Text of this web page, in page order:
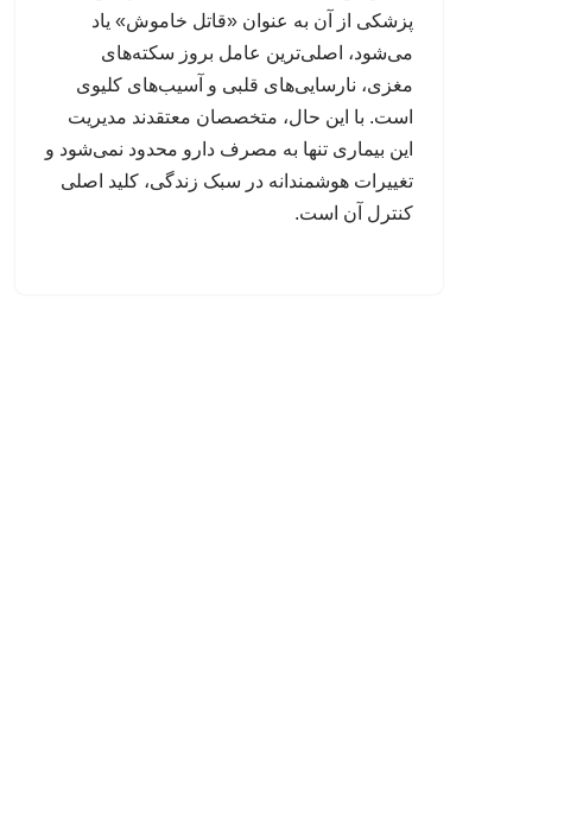
پزشکی از آن به عنوان «قاتل خاموش» یاد
می‌شود، اصلی‌ترین عامل بروز سکته‌های
مغزی، نارسایی‌های قلبی و آسیب‌های کلیوی
است. با این حال، متخصصان معتقدند مدیریت
این بیماری تنها به مصرف دارو محدود نمی‌شود و
تغییرات هوشمندانه در سبک زندگی، کلید اصلی
کنترل آن است.